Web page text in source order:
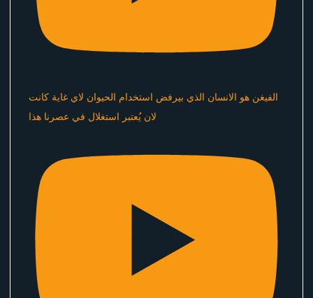
الفيغن هو الانسان الذي بيرفض استخدام الحيوان لاي غاية كانت